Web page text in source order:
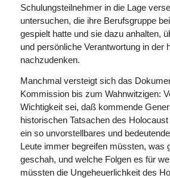
Schulungsteilnehmer in die Lage
untersuchen, die ihre Berufsgruppe
gespielt hatte und sie dazu anhalten,
und persönliche Verantwortung in der
nachzudenken.
Manchmal versteigt sich das
Kommission bis zum Wahnwitzigen:
Wichtigkeit sei, daß kommende
historischen Tatsachen des
ein so unvorstellbares und
Leute immer begreifen müssten, was
geschah, und welche Folgen es für
müssten die Ungeheuerlichkeit des